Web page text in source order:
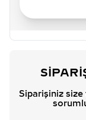
Siparişiniz